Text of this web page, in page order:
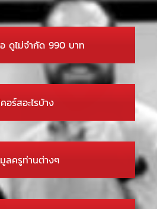
ดูไม่จำกัด 990 บาท
อร์สอะไรบ้าง
ลครูท่านต่างๆ